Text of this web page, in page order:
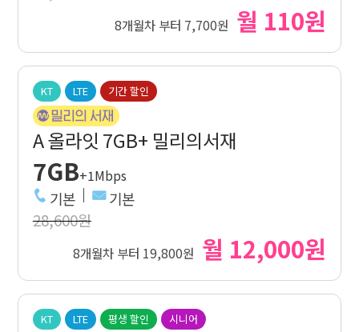
8개월차 부터 7,700원 월 110원
KT LTE 기간 할인
A 올라잇 7GB+ 밀리의서재
7GB+1Mbps
기본 기본
28,600원
8개월차 부터 19,800원 월 12,000원
KT LTE 평생 할인 시니어